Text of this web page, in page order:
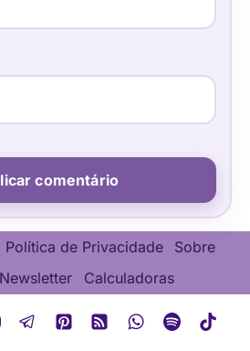
Política de Privacidade
Sobre
Newsletter Calculadoras